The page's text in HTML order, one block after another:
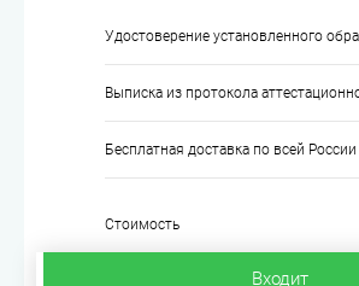
Удостоверение установленного
Выписка из протокола
Бесплатная доставка по всей России
Стоимость
Входит